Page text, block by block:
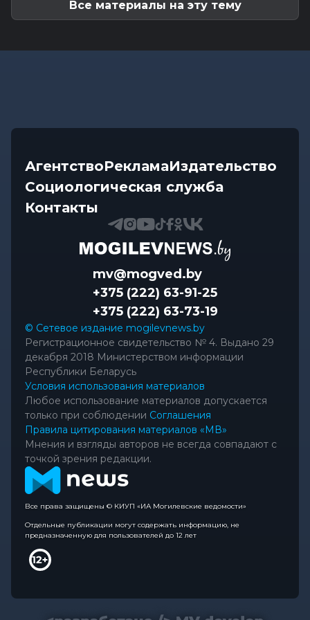
Все материалы на эту тему
АгентствоРекламаИздательство
Социологическая служба
Контакты
mv@mogved.by
+375 (222) 63-91-25
+375 (222) 63-73-19
© Сетевое издание mogilevnews.by
Регистрационное свидетельство № 4. Выдано 29
декабря 2018 Министерством информации
Республики Беларусь
Условия использования материалов
Любое использование материалов допускается
только при соблюдении Соглашения
Правила цитирования материалов «МВ»
Мнения и взгляды авторов не всегда совпадают с
точкой зрения редакции.
Все права защищены © КИУП «ИА Могилевские ведомости»
Отдельные публикации могут содержать информацию, не
предназначенную для пользователей до 12 лет